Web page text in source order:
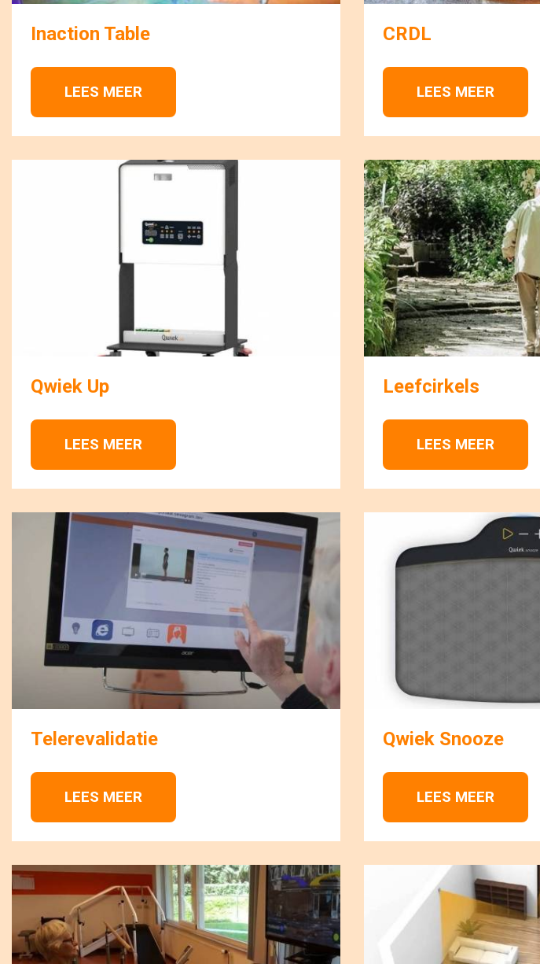
Inaction Table
LEES MEER
CRDL
LEES MEER
Qwiek Up
LEES MEER
Leefcirkels
LEES MEER
Telerevalidatie
LEES MEER
Qwiek Snooze
LEES MEER